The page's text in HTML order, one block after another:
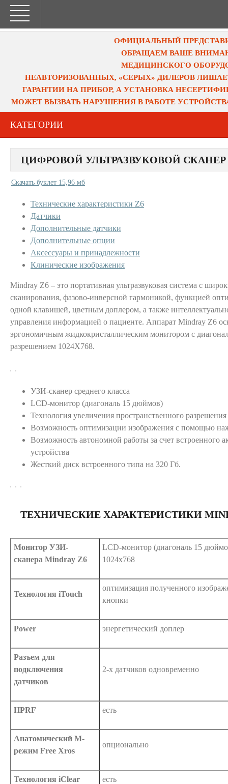
ОФИЦИАЛЬНЫЙ
ОБРАЩАЕМ ВАШЕ
МЕДИЦИНСКОГО
НЕАВТОРИЗОВАННЫХ, «СЕРЫХ» ДИЛЕРОВ
ГАРАНТИИ НА ПРИБОР, А УСТАНОВКА
МОЖЕТ ВЫЗВАТЬ НАРУШЕНИЯ В РАБОТЕ
КАТЕГОРИИ
ЦИФРОВОЙ УЛЬТРАЗВУКОВОЙ СКАНЕР
Скачать буклет 15,96 мб
Технические характеристики Z6
Датчики
Дополнительные датчики
Дополнительные опции
Аксессуары и принадлежности
Клинические изображения
Mindray Z6 – это портативная ультразвуковая система с
сканирования, фазово-инверсной гармоникой, функцией
одной клавишей, цветным доплером, а также
управления информацией о пациенте. Аппарат Mindray Z6
эргономичным жидкокристаллическим монитором с
разрешением 1024Х768.
УЗИ-сканер среднего класса
LCD-монитор (диагональ 15 дюймов)
Технология увеличения пространственного
Возможность оптимизации изображения с помощью
Возможность автономной работы за счет встроенного
устройства
Жесткий диск встроенного типа на 320 Гб.
ТЕХНИЧЕСКИЕ ХАРАКТЕРИСТИКИ
Монитор УЗИ-
сканера Mindray Z6
LCD-монитор (диагональ 15
1024х768
Технология iTouch
оптимизация полученного
кнопки
Power энергетический доплер
Разъем для
подключения
датчиков
2-х датчиков одновременно
HPRF есть
Анатомический М-
режим Free Xros
опционально
Технология iClear есть